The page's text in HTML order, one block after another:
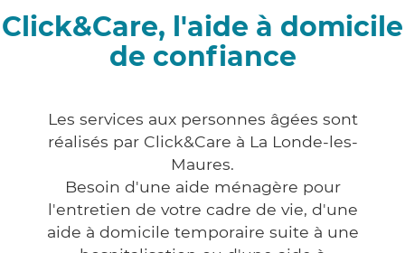
Click&Care, l'aide à domicile
de confiance
Les services aux personnes âgées sont
réalisés par Click&Care à La Londe-les-
Maures.
Besoin d'une aide ménagère pour
l'entretien de votre cadre de vie, d'une
aide à domicile temporaire suite à une